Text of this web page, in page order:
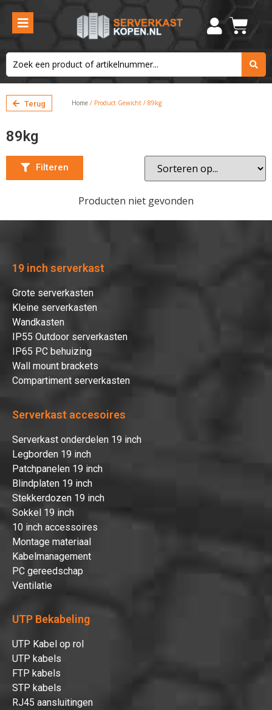
Terug Home / Product Gewicht / 89kg
89kg
Filteren
Producten niet gevonden
19 inch serverkast
Grote serverkasten
Kleine serverkasten
Wandkasten
IP55 Outdoor serverkasten
IP65 PC behuizing
Wall mount brackets
Compartiment serverkasten
Serverkast accesoires
Serverkast onderdelen 19 inch
Legborden 19 inch
Patchpanelen 19 inch
Blindplaten 19 inch
Stekkerdozen 19 inch
Sokkel 19 inch
10 inch accessoires
Montage materiaal
Kabelmanagement
PC gereedschap
Ventilatie
UTP Bekabeling
UTP Kabel op rol
UTP kabels
FTP kabels
STP kabels
RJ45 aansluitingen